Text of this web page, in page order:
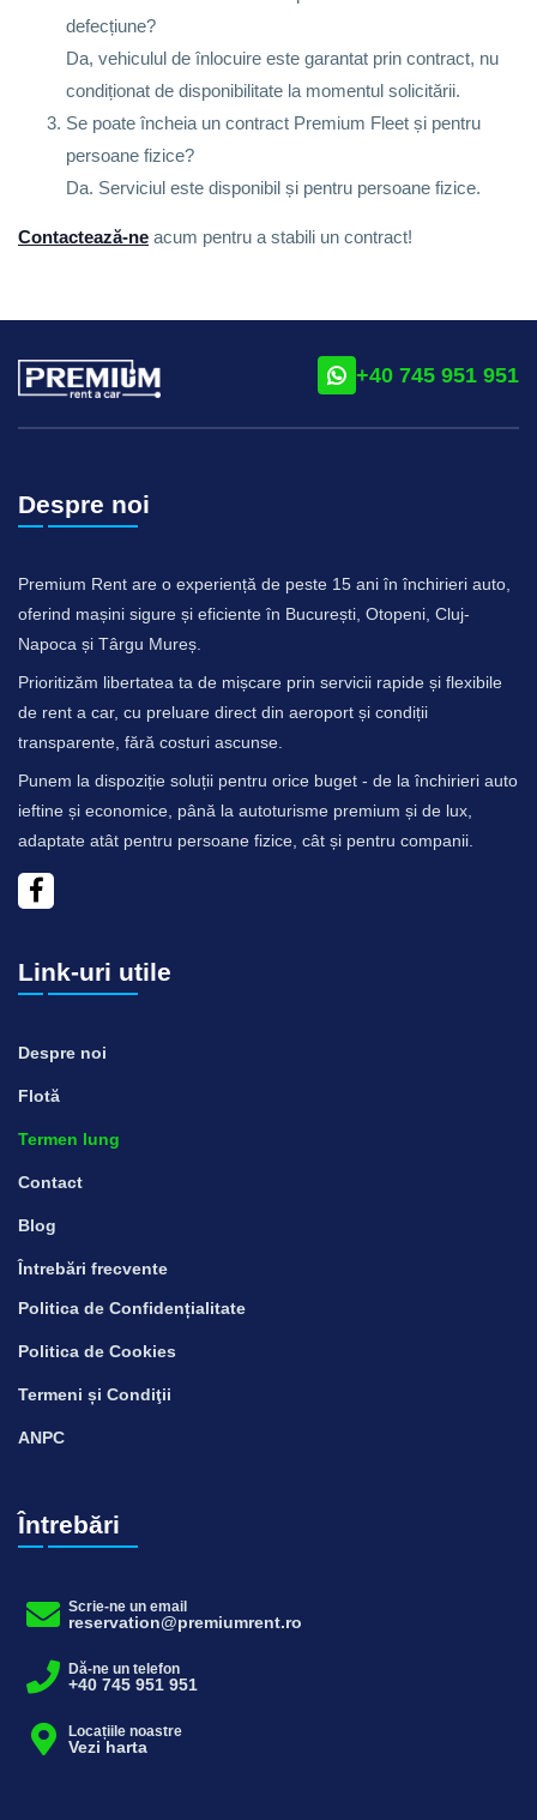
defecțiune?
Da, vehiculul de înlocuire este garantat prin contract, nu
condiționat de disponibilitate la momentul solicitării.
Se poate încheia un contract Premium Fleet și pentru
persoane fizice?
Da. Serviciul este disponibil și pentru persoane fizice.
Contactează-ne acum pentru a stabili un contract!
+40 745 951 951
Despre noi
Premium Rent are o experiență de peste 15 ani în închirieri auto,
oferind mașini sigure și eficiente în București, Otopeni, Cluj-
Napoca și Târgu Mureș.
Prioritizăm libertatea ta de mișcare prin servicii rapide și flexibile
de rent a car, cu preluare direct din aeroport și condiții
transparente, fără costuri ascunse.
Punem la dispoziție soluții pentru orice buget - de la închirieri auto
ieftine și economice, până la autoturisme premium și de lux,
adaptate atât pentru persoane fizice, cât și pentru companii.
Link-uri utile
Despre noi
Flotă
Termen lung
Contact
Blog
Întrebări frecvente
Politica de Confidențialitate
Politica de Cookies
Termeni și Condiţii
ANPC
Întrebări
Scrie-ne un email
reservation@premiumrent.ro
Dă-ne un telefon
+40 745 951 951
Locațiile noastre
Vezi harta